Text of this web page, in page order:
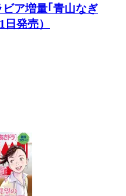
ビア増量｢青山なぎ
発売）